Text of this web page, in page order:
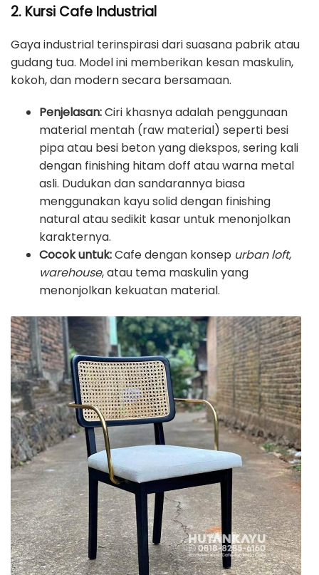
2. Kursi Cafe Industrial
Gaya industrial terinspirasi dari suasana pabrik atau
gudang tua. Model ini memberikan kesan maskulin,
kokoh, dan modern secara bersamaan.
Penjelasan:Ciri khasnya adalah penggunaan
material mentah (raw material) seperti besi
pipa atau besi beton yang diekspos, sering kali
dengan finishing hitam doff atau warna metal
asli. Dudukan dan sandarannya biasa
menggunakan kayu solid dengan finishing
natural atau sedikit kasar untuk menonjolkan
karakternya.
Cocok untuk:Cafe dengan konsep urban loft,
warehouse, atau tema maskulin yang
menonjolkan kekuatan material.